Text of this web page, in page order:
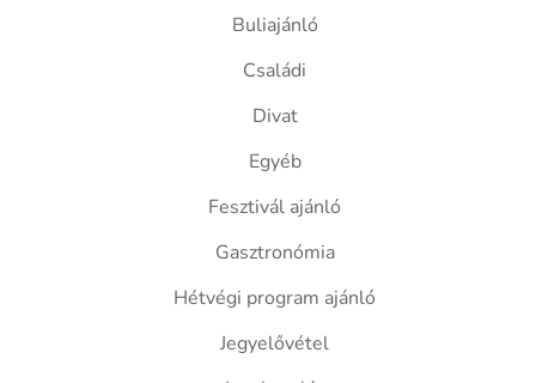
Buliajánló
Családi
Divat
Egyéb
Fesztivál ajánló
Gasztronómia
Hétvégi program ajánló
Jegyelővétel